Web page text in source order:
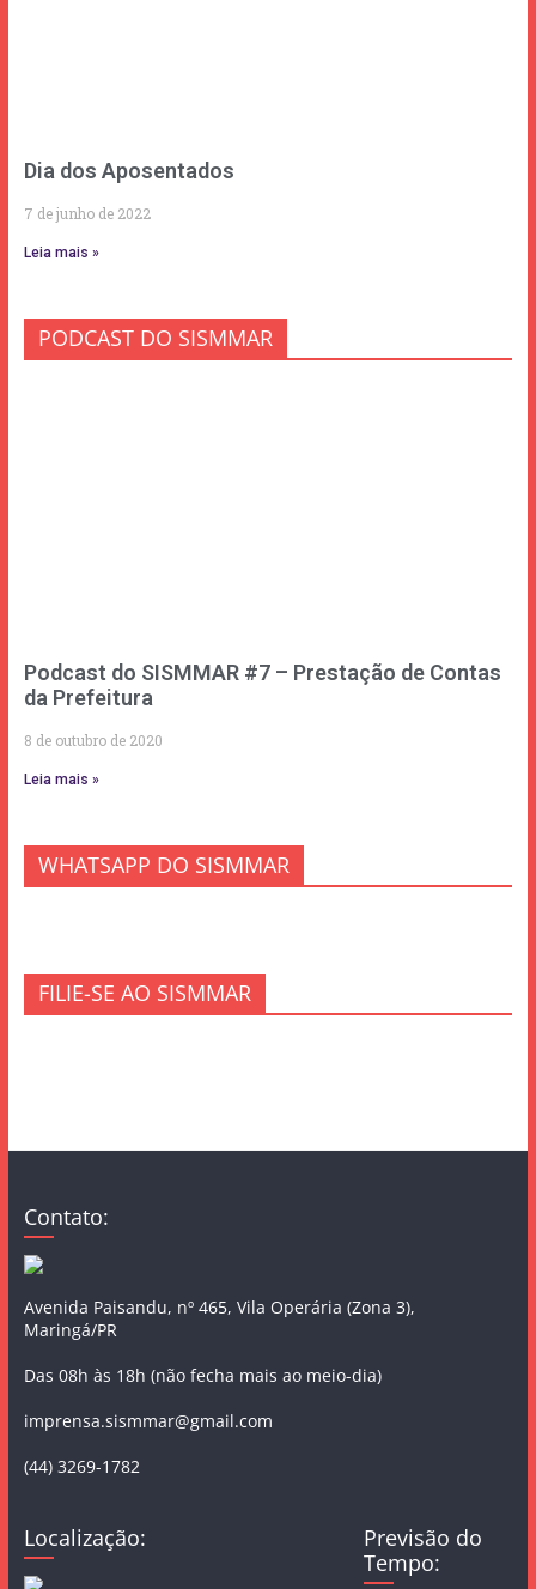
Dia dos Aposentados
7 de junho de 2022
Leia mais »
PODCAST DO SISMMAR
Podcast do SISMMAR #7 – Prestação de Contas
da Prefeitura
8 de outubro de 2020
Leia mais »
WHATSAPP DO SISMMAR
FILIE-SE AO SISMMAR
Contato:
Avenida Paisandu, nº 465, Vila Operária (Zona 3),
Maringá/PR
Das 08h às 18h (não fecha mais ao meio-dia)
imprensa.sismmar@gmail.com
(44) 3269-1782
Localização:
Previsão do
Tempo: